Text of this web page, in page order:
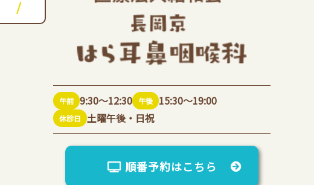
/
午前 9:30～12:30 午後 15:30～19:00
休診日 土曜午後・日祝
順番予約はこちら